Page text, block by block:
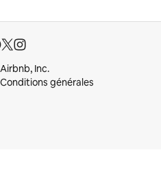
Inc.
Conditions générales